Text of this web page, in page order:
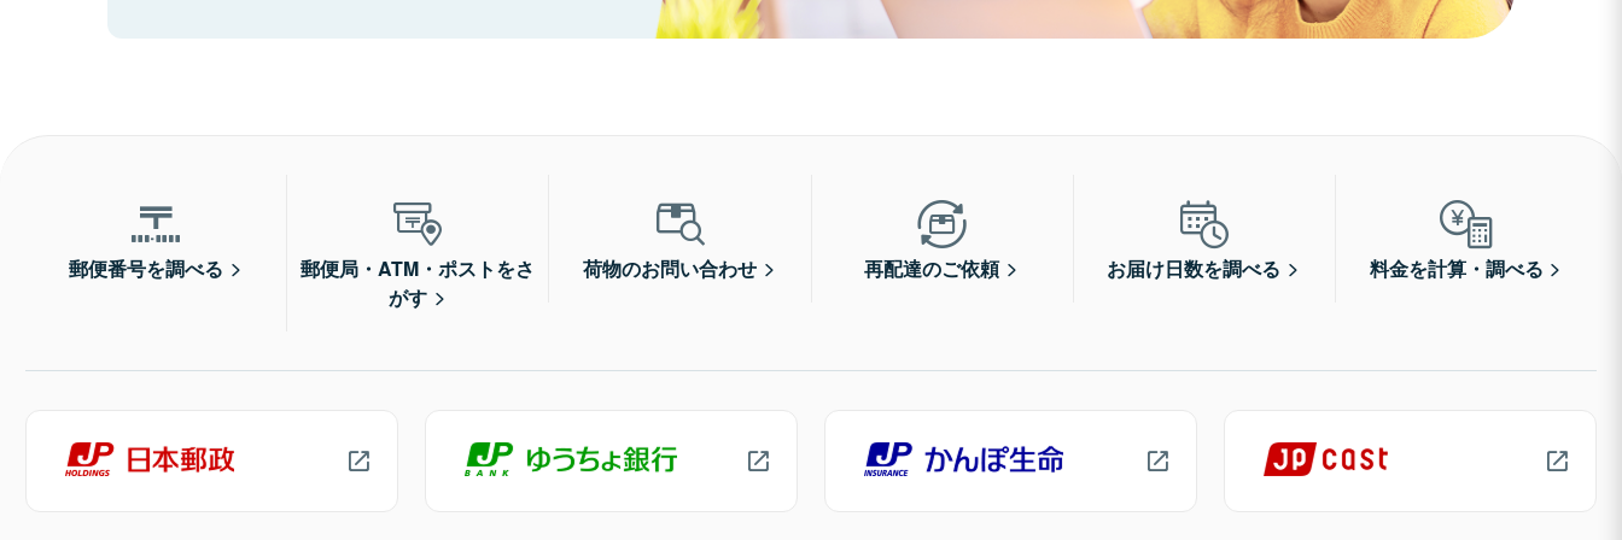
郵便番号を調べる
郵便局・ATM・ポストをさ
がす
荷物のお問い合わせ 再配達のご依頼 お届け日数を調べる 料金を計算・調べる